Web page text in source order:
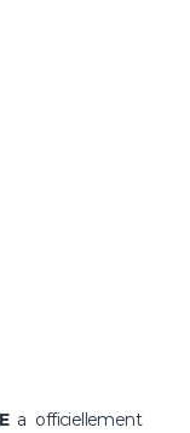
a officiellement